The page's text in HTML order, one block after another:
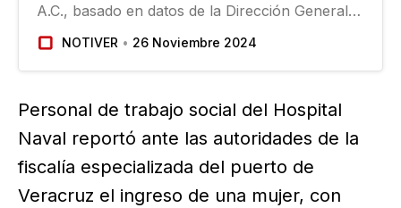
A.C., basado en datos de la Dirección General
de Información en Salud (DGIS) de la
niñas…
NOTIVER 26 Noviembre 2024
Personal de trabajo social del Hospital
Naval reportó ante las autoridades de la
fiscalía especializada del puerto de
Veracruz el ingreso de una mujer, con